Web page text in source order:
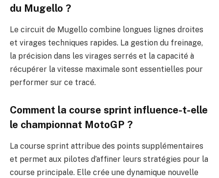
du Mugello ?
Le circuit de Mugello combine longues lignes droites
et virages techniques rapides. La gestion du freinage,
la précision dans les virages serrés et la capacité à
récupérer la vitesse maximale sont essentielles pour
performer sur ce tracé.
Comment la course sprint influence-t-elle
le championnat MotoGP ?
La course sprint attribue des points supplémentaires
et permet aux pilotes d’affiner leurs stratégies pour la
course principale. Elle crée une dynamique nouvelle